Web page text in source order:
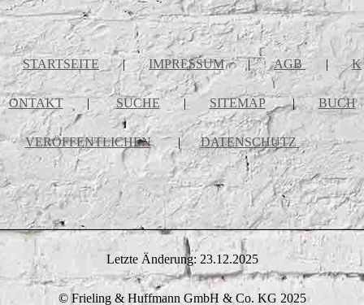
STARTSEITE | IMPRESSUM | AGB | K
ONTAKT | SUCHE | SITEMAP | BUCH
VERÖFFENTLICHEN | DATENSCHUTZ
Letzte Änderung: 23.12.2025
© Frieling & Huffmann GmbH & Co. KG 2025